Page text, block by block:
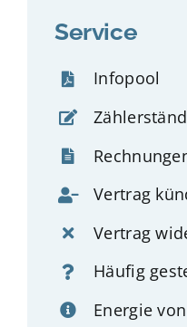
Service
Infopool
Vertrag
Vertrag
Häufig
Energie